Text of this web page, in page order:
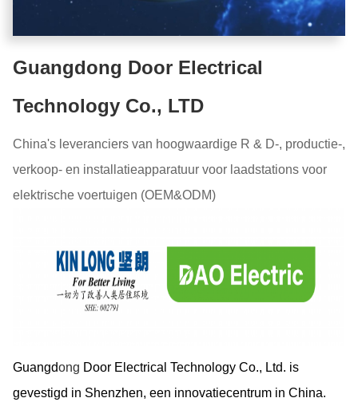
Guangdong Door Electrical
Technology Co., LTD
China's leveranciers van hoogwaardige R & D-, productie-,
verkoop- en installatieapparatuur voor laadstations voor
elektrische voertuigen (OEM&ODM)
Guangdong Door Electrical Technology Co., Ltd. is
gevestigd in Shenzhen, een innovatiecentrum in China.